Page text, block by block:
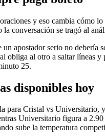
y eso cambia cómo
conversación se tragó al
apostador serio no
obliga al otro a saltar líneas
25.
disponibles hoy
para Cristal vs Universitario,
Universitario figura a
sube la temperatura